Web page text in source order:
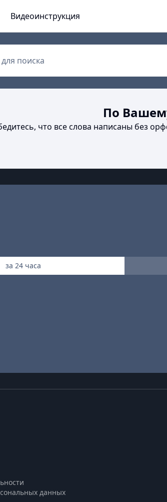
Видеоинструкция
поиска
По
что все слова написаны без
за 24 часа
данных